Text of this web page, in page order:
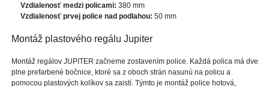
Vzdialenosť medzi policami: 380 mm
Vzdialenosť prvej police nad podlahou: 50 mm
Montáž plastového regálu Jupiter
Montáž regálov JUPITER začneme zostavením police. Každá polica má dve
plne prefarbené bočnice, ktoré sa z oboch strán nasunú na policu a
pomocou plastových kolíkov sa zaistí. Týmto je montáž police hotová,